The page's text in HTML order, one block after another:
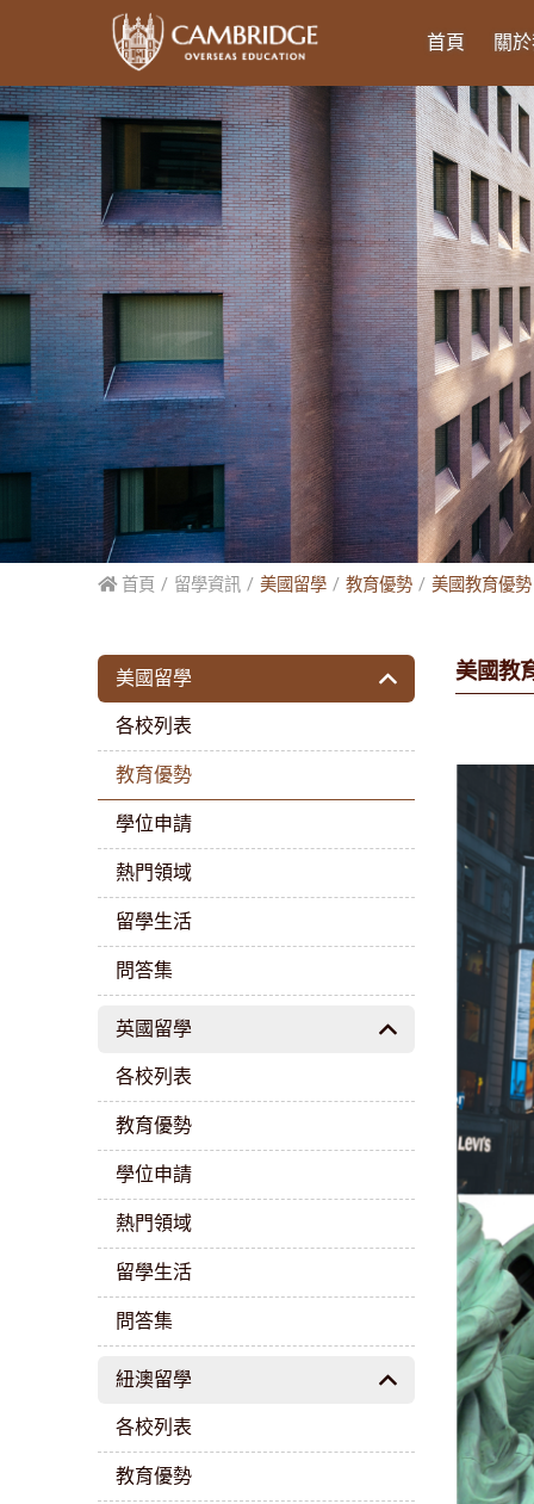
首頁 關
首頁 留學資訊 美國留學 教育優勢 美國教育優勢
美國留學
各校列表
教育優勢
學位申請
熱門領域
留學生活
問答集
英國留學
各校列表
教育優勢
學位申請
熱門領域
留學生活
問答集
紐澳留學
各校列表
教育優勢
美國教